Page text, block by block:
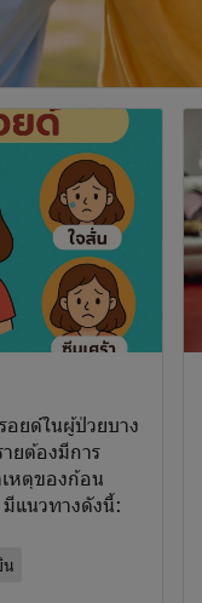
ยด์ในผู้ป่วยบาง
ยต้องมีการ
หตุของก้อน
แนวทางดังนี้:
น